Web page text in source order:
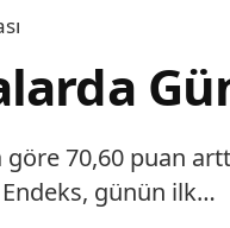
70,60 puan
Endeks, günün ilk…